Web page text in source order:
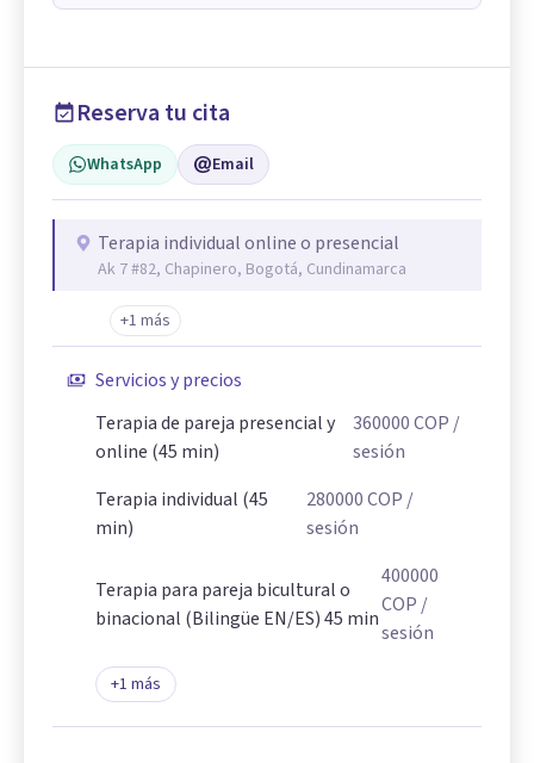
Reserva tu cita
WhatsApp Email
Terapia individual online o presencial
Ak 7 #82, Chapinero, Bogotá, Cundinamarca
+1 más
Servicios y precios
Terapia de pareja presencial y
online (45 min)
360000COP /
sesión
Terapia individual (45
min)
280000COP /
sesión
Terapia para pareja bicultural o
binacional (Bilingüe EN/ES) 45 min
400000
COP /
sesión
+1 más